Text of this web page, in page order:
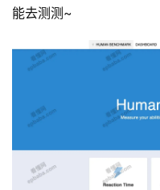
能去测测~